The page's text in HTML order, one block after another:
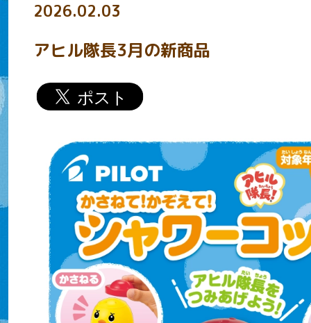
2026.02.03
アヒル隊長3月の新商品